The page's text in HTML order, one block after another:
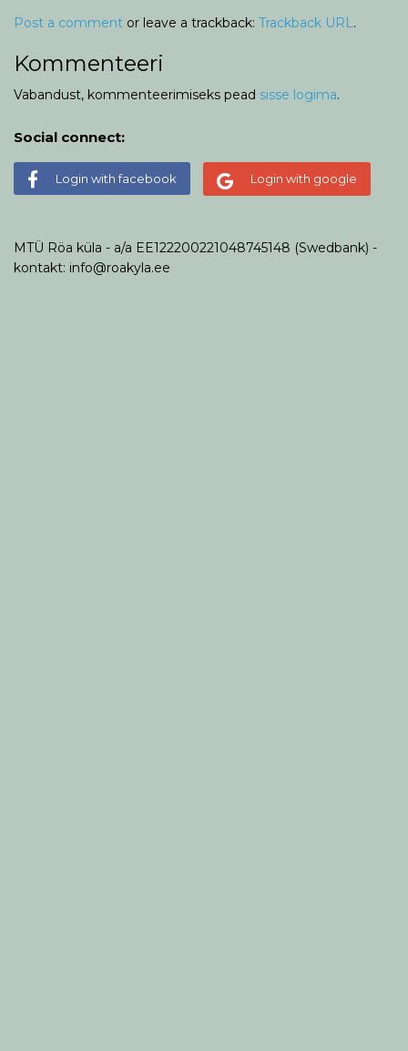
Post a comment or leave a trackback: Trackback URL .
Kommenteeri
Vabandust, kommenteerimiseks pead sisse logima.
Social connect:
Login with facebook Login with google
MTÜ Röa küla - a/a EE122200221048745148 (Swedbank) -
kontakt: info@roakyla.ee